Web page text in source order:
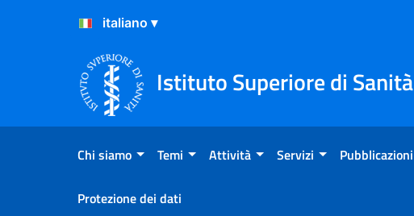
Salta al Contenuto
Salta al Footer
Istituto Superiore di Sanità
Chi siamo Temi Attività Servizi Pubblicazioni
Protezione dei dati